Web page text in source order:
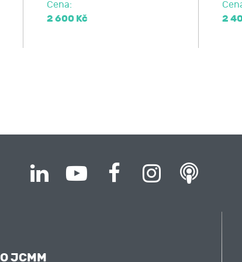
Cena:
2 600 Kč 2
O JCMM